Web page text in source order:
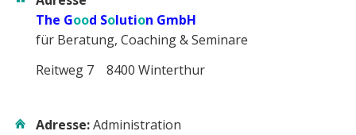
The Good Solution GmbH
für Beratung, Coaching & Seminare
Reitweg 7 8400 Winterthur
Adresse:Administration